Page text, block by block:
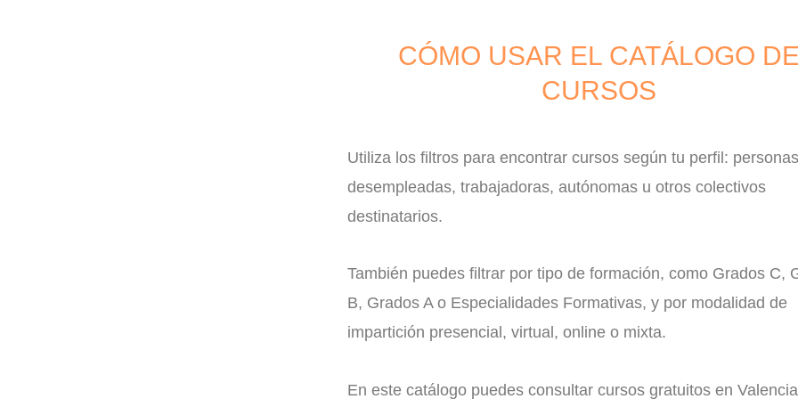
CÓMO USAR EL CATÁLOGO DE
CURSOS
Utiliza los filtros para encontrar cursos según tu perfil: personas
desempleadas, trabajadoras, autónomas u otros colectivos
destinatarios.
También puedes filtrar por tipo de formación, como Grados C,
B, Grados A o Especialidades Formativas, y por modalidad de
impartición presencial, virtual, online o mixta.
En este catálogo puedes consultar cursos gratuitos en